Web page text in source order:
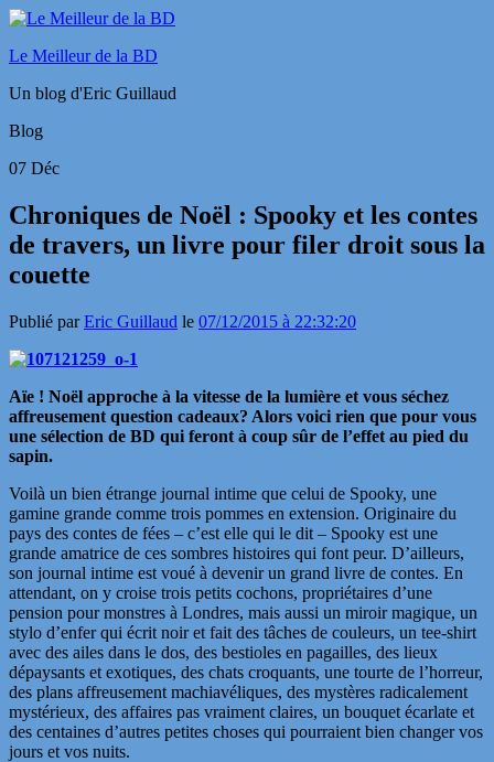
Le Meilleur de la BD
Un blog d'Eric Guillaud
Blog
07 Déc
Chroniques de Noël : Spooky et les contes
de travers, un livre pour filer droit sous la
couette
Publié parEric Guillaud le 07/12/2015 à 22:32:20
Aïe ! Noël approche à la vitesse de la lumière et vous séchez
affreusement question cadeaux? Alors voici rien que pour vous
une sélection de BD qui feront à coup sûr de l’effet au pied du
sapin.
Voilà un bien étrange journal intime que celui de Spooky, une
gamine grande comme trois pommes en extension. Originaire du
pays des contes de fées – c’est elle qui le dit – Spooky est une
grande amatrice de ces sombres histoires qui font peur. D’ailleurs,
son journal intime est voué à devenir un grand livre de contes. En
attendant, on y croise trois petits cochons, propriétaires d’une
pension pour monstres à Londres, mais aussi un miroir magique, un
stylo d’enfer qui écrit noir et fait des tâches de couleurs, un tee-shirt
avec des ailes dans le dos, des bestioles en pagailles, des lieux
dépaysants et exotiques, des chats croquants, une tourte de l’horreur,
des plans affreusement machiavéliques, des mystères radicalement
mystérieux, des affaires pas vraiment claires, un bouquet écarlate et
des centaines d’autres petites choses qui pourraient bien changer vos
jours et vos nuits.